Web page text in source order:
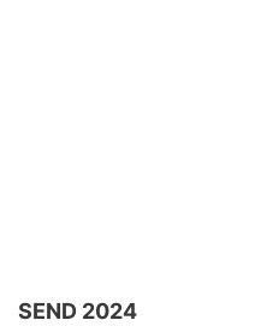
SEND 2024